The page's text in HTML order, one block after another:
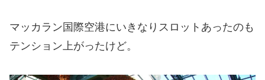
マッカラン国際空港にいきなりスロットあったのも
テンション上がったけど。